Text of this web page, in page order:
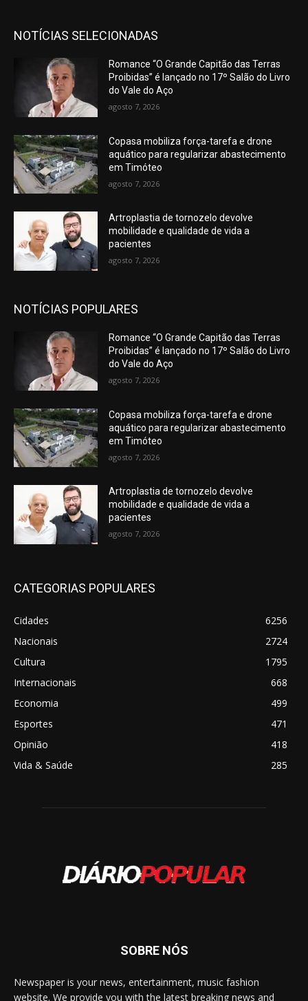
NOTÍCIAS SELECIONADAS
Romance “O Grande Capitão das Terras
Proibidas” é lançado no 17º Salão do Livro
do Vale do Aço
agosto 7, 2026
Copasa mobiliza força-tarefa e drone
aquático para regularizar abastecimento
em Timóteo
agosto 7, 2026
Artroplastia de tornozelo devolve
mobilidade e qualidade de vida a
pacientes
agosto 7, 2026
NOTÍCIAS POPULARES
Romance “O Grande Capitão das Terras
Proibidas” é lançado no 17º Salão do Livro
do Vale do Aço
agosto 7, 2026
Copasa mobiliza força-tarefa e drone
aquático para regularizar abastecimento
em Timóteo
agosto 7, 2026
Artroplastia de tornozelo devolve
mobilidade e qualidade de vida a
pacientes
agosto 7, 2026
CATEGORIAS POPULARES
Cidades
6256
Nacionais
2724
Cultura
1795
Internacionais
668
Economia
499
Esportes
471
Opinião
418
Vida & Saúde
285
SOBRE NÓS
Newspaper is your news, entertainment, music fashion
website. We provide you with the latest breaking news and